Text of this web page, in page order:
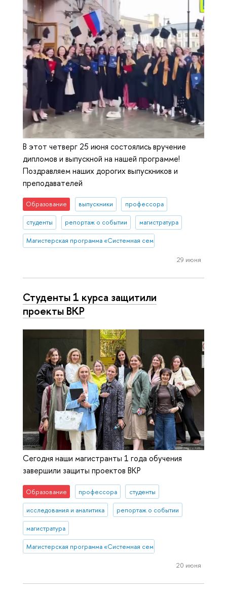
В этот четверг 25 июня состоялись вручение
дипломов и выпускной на нашей программе!
Поздравляем наших дорогих выпускников и
преподавателей
Образование выпускники профессора
студенты репортаж о событии магистратура
Магистерская программа «Системная семейная психотерапия»
29 июня
Студенты 1 курса защитили
проекты ВКР
Сегодня наши магистранты 1 года обучения
завершили защиты проектов ВКР
Образование профессора студенты
исследования и аналитика репортаж о событии
магистратура
Магистерская программа «Системная семейная психотерапия»
20 июня